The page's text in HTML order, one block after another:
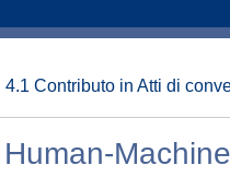
4.1 Contributo in Atti di